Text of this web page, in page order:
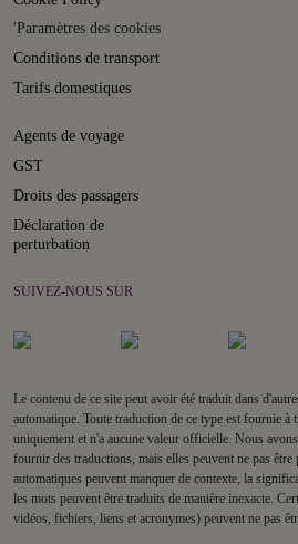
'Paramètres des cookies
Conditions de transport
Tarifs domestiques
Agents de voyage
GST
Droits des passagers
Déclaration de
perturbation
SUIVEZ-NOUS SUR
Le contenu de ce site peut avoir été traduit dans
automatique. Toute traduction de ce type est fournie
uniquement et n'a aucune valeur officielle. Nous
fournir des traductions, mais elles peuvent ne pas être
automatiques peuvent manquer de contexte, la
les mots peuvent être traduits de manière inexacte.
vidéos, fichiers, liens et acronymes) peuvent ne pas